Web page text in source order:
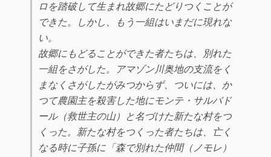
ロを踏破して生まれ故郷にたどりつくことが
できた。しかし、もう一組はいまだに現れな
い。
故郷にもどることができた者たちは、別れた
一組をさがした。アマゾン川奥地の支流をく
まなくさがしたがみつからず、ついには、か
つて農園主を殺害した地にモンテ・サルバド
ール（救世主の山）と名づけた新たな村をつ
くった。新たな村をつくった者たちは、亡く
なる時に子孫に「森で別れた仲間（ノモレ）